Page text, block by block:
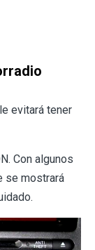
evitará tener
Con algunos
se mostrará